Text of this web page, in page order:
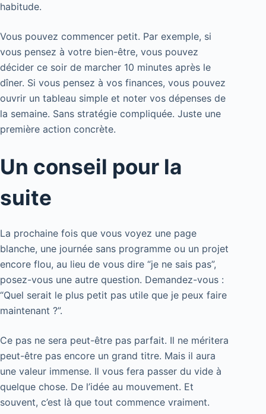
habitude.
Vous pouvez commencer petit. Par exemple, si
vous pensez à votre bien-être, vous pouvez
décider ce soir de marcher 10 minutes après le
dîner. Si vous pensez à vos finances, vous pouvez
ouvrir un tableau simple et noter vos dépenses de
la semaine. Sans stratégie compliquée. Juste une
première action concrète.
Un conseil pour la
suite
La prochaine fois que vous voyez une page
blanche, une journée sans programme ou un projet
encore flou, au lieu de vous dire “je ne sais pas”,
posez-vous une autre question. Demandez-vous :
“Quel serait le plus petit pas utile que je peux faire
maintenant ?”.
Ce pas ne sera peut-être pas parfait. Il ne méritera
peut-être pas encore un grand titre. Mais il aura
une valeur immense. Il vous fera passer du vide à
quelque chose. De l’idée au mouvement. Et
souvent, c’est là que tout commence vraiment.